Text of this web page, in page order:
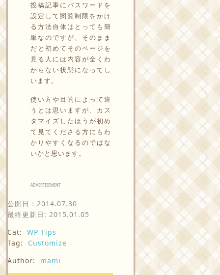
投稿記事にパスワードを
設定して閲覧制限をかけ
る方法自体はとっても簡
単なのですが、そのまま
だと初めてそのページを
見る人には内容が全くわ
からない状態になってし
います。
使い方や目的によって違
うとは思いますが、カス
タマイズしたほうが初め
て見てくださる方にもわ
かりやすくなるのではな
いかと思います。
ADVERTISEMENT
公開日： 2014.07.30
最終更新日: 2015.01.05
Cat:
WP Tips
Tag:
Customize
Author:
mami